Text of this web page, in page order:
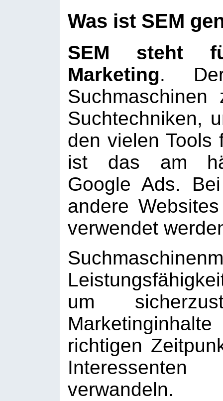
Was ist SEM
SEM steht
Marketing.
Suchtechniken,
den vielen Tools
ist das am
Google Ads.
andere
verwendet
um
richtigen
verwandeln.